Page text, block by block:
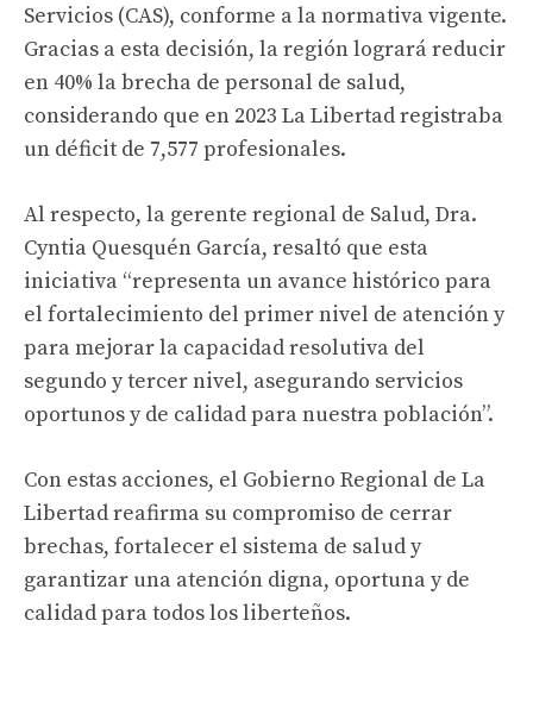
Servicios (CAS), conforme a la normativa vigente.
Gracias a esta decisión, la región logrará reducir
en 40% la brecha de personal de salud,
considerando que en 2023 La Libertad registraba
un déficit de 7,577 profesionales.
Al respecto, la gerente regional de Salud, Dra.
Cyntia Quesquén García, resaltó que esta
iniciativa “representa un avance histórico para
el fortalecimiento del primer nivel de atención y
para mejorar la capacidad resolutiva del
segundo y tercer nivel, asegurando servicios
oportunos y de calidad para nuestra población”.
Con estas acciones, el Gobierno Regional de La
Libertad reafirma su compromiso de cerrar
brechas, fortalecer el sistema de salud y
garantizar una atención digna, oportuna y de
calidad para todos los liberteños.